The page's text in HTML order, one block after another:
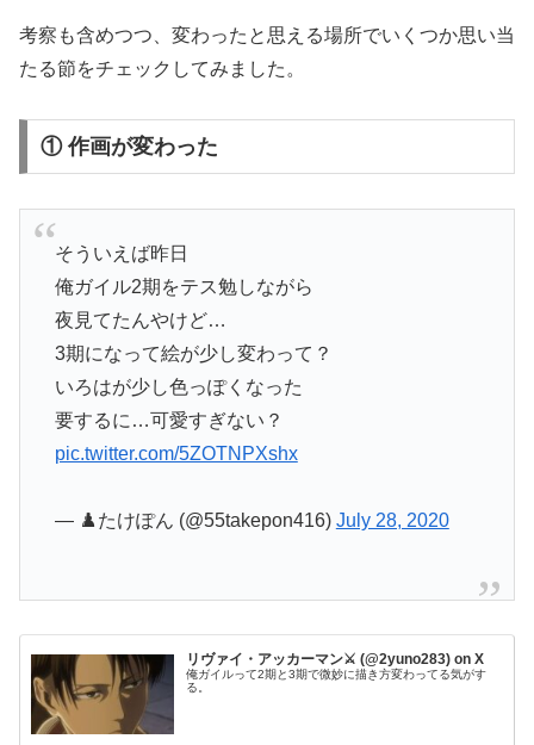
考察も含めつつ、変わったと思える場所でいくつか思い当
たる節をチェックしてみました。
① 作画が変わった
そういえば昨日
俺ガイル2期をテス勉しながら
夜見てたんやけど…
3期になって絵が少し変わって？
いろはが少し色っぽくなった
要するに…可愛すぎない？
pic.twitter.com/5ZOTNPXshx
— ♟️たけぽん (@55takepon416) July 28, 2020
リヴァイ・アッカーマン⚔️ (@2yuno283) on X
俺ガイルって2期と3期で微妙に描き方変わってる気がす
る。